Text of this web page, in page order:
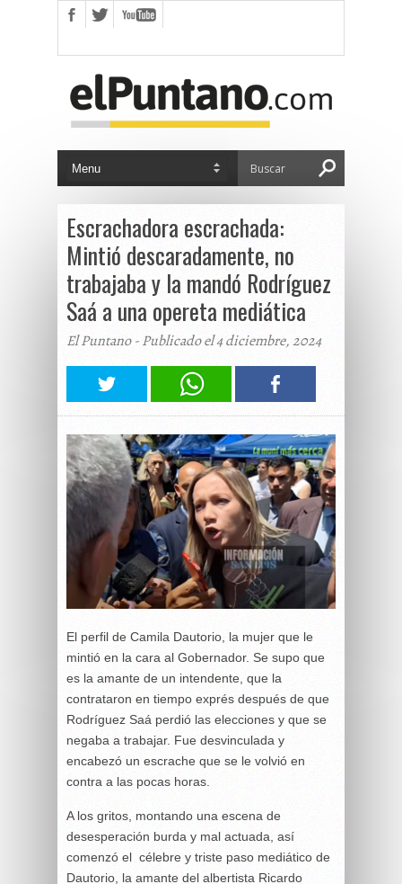
Escrachadora escrachada:
Mintió descaradamente, no
trabajaba y la mandó Rodríguez
Saá a una opereta mediática
El Puntano - Publicado el 4 diciembre, 2024
El perfil de Camila Dautorio, la mujer que le
mintió en la cara al Gobernador. Se supo que
es la amante de un intendente, que la
contrataron en tiempo exprés después de que
Rodríguez Saá perdió las elecciones y que se
negaba a trabajar. Fue desvinculada y
encabezó un escrache que se le volvió en
contra a las pocas horas.
A los gritos, montando una escena de
desesperación burda y mal actuada, así
comenzó el célebre y triste paso mediático de
Dautorio, la amante del albertista Ricardo